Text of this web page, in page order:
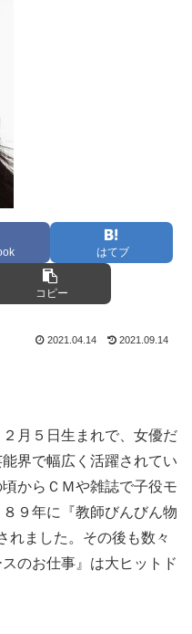
はてブ
コピー
2021.04.14 2021.09.14
月５日生まれで、女優だ
界で幅広く活躍されてい
からＣＭや雑誌で子役モ
９年に『教師びんびん物
れました。その後も数々
のお仕事』は大ヒットド